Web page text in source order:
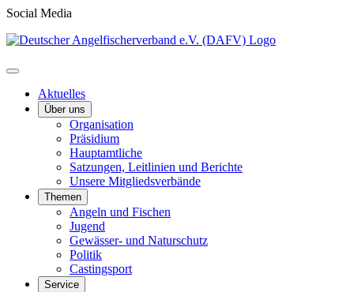
Social Media
Aktuelles
Über uns
Organisation
Präsidium
Hauptamtliche
Satzungen, Leitlinien und Berichte
Unsere Mitgliedsverbände
Themen
Angeln und Fischen
Jugend
Gewässer- und Naturschutz
Politik
Castingsport
Service